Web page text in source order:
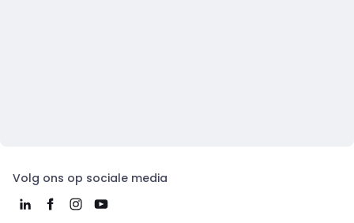
Volg ons op sociale media